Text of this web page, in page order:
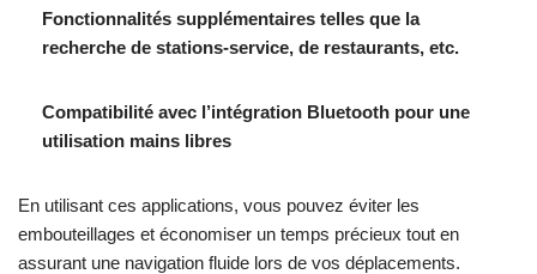
Fonctionnalités supplémentaires telles que la
recherche de stations-service, de restaurants, etc.
Compatibilité avec l’intégration Bluetooth pour une
utilisation mains libres
En utilisant ces applications, vous pouvez éviter les
embouteillages et économiser un temps précieux tout en
assurant une navigation fluide lors de vos déplacements.